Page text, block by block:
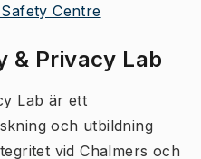
Centre
& Privacy Lab
Lab är ett
och utbildning
vid Chalmers och